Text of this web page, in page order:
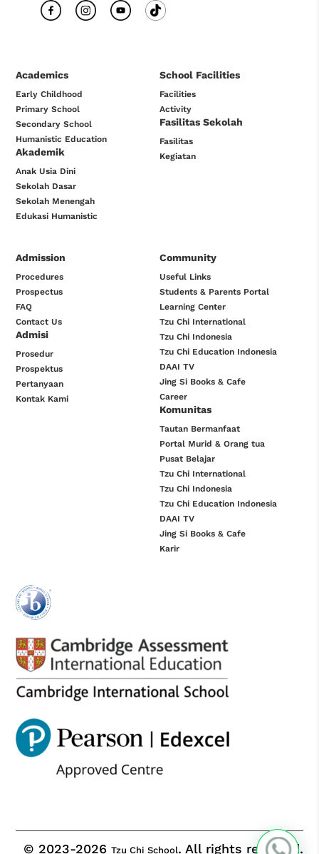
Academics
Early Childhood
Primary School
Secondary School
Humanistic Education
Akademik
Anak Usia Dini
Sekolah Dasar
Sekolah Menengah
Edukasi Humanistic
School Facilities
Facilities
Activity
Fasilitas Sekolah
Fasilitas
Kegiatan
Admission
Procedures
Prospectus
FAQ
Contact Us
Admisi
Prosedur
Prospektus
Pertanyaan
Kontak Kami
Community
Useful Links
Students & Parents Portal
Learning Center
Tzu Chi International
Tzu Chi Indonesia
Tzu Chi Education Indonesia
DAAI TV
Jing Si Books & Cafe
Career
Komunitas
Tautan Bermanfaat
Portal Murid & Orang tua
Pusat Belajar
Tzu Chi International
Tzu Chi Indonesia
Tzu Chi Education Indonesia
DAAI TV
Jing Si Books & Cafe
Karir
© 2023-2026 Tzu Chi School. All rights reserved.